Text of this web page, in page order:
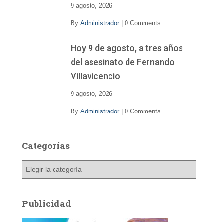
9 agosto, 2026
By Administrador 0 Comments
Hoy 9 de agosto, a tres años
del asesinato de Fernando
Villavicencio
9 agosto, 2026
By Administrador 0 Comments
Categorías
g
o
Publicidad